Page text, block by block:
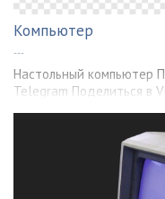
Компьютер
---
Настольный компьютер
Telegram Поделиться в